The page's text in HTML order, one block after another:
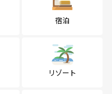
宿泊
リゾート